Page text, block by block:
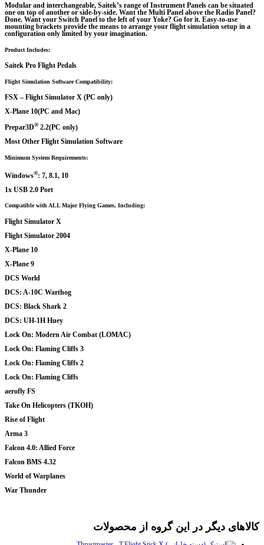
Modular and interchangeable, Saitek’s range of Instrument Panels can be situated
one on top of another or side-by-side. Want the Multi Panel above the Radio Panel?
Done. Want your Switch Panel to the left of your Yoke? Go for it. Easy-to-use
mounting brackets provide the means to arrange your flight simulation setup in a
configuration only limited by your imagination.
Product Includes:
Saitek Pro Flight Pedals
Flight Simulation Software Compatibility:
FSX – Flight Simulator X (PC only)
X-Plane 10(PC and Mac)
Prepar3D®2.2(PC only)
Most Other Flight Simulation Software
Minimum System Requirements:
Windows®: 7, 8.1, 10
1x USB 2.0 Port
Compatible with ALL Major Flying Games, Including:
Flight Simulator X
Flight Simulator 2004
X-Plane 10
X-Plane 9
DCS World
DCS: A-10C Warthog
DCS: Black Shark 2
DCS: UH-1H Huey
Lock On: Modern Air Combat (LOMAC)
Lock On: Flaming Cliffs 3
Lock On: Flaming Cliffs 2
Lock On: Flaming Cliffs
aerofly FS
Take On Helicopters (TKOH)
Rise of Flight
Arma 3
Falcon 4.0: Allied Force
Falcon BMS 4.32
World of Warplanes
War Thunder
کالاهای دیگر در این گروه از محصولات